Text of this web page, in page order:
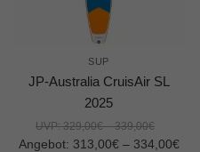
SUP
JP-Australia CruisAir SL
2025
UVP:329,00€–339,00€
Angebot: 313,00€– 334,00€
Statistiken (1)
Statistik Cookies erfassen
Externe Medien (3)